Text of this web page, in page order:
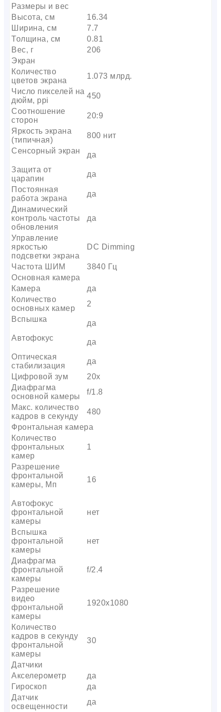
Размеры и вес
Высота, см
16.34
Ширина, см
7.7
Толщина, см
0.81
Вес, г
206
Экран
Количество
цветов экрана
1.073 млрд.
Число пикселей на
дюйм, ppi
450
Соотношение
сторон
20:9
Яркость экрана
(типичная)
800 нит
Сенсорный экран
да
Защита от
царапин
да
Постоянная
работа экрана
да
Динамический
контроль частоты
обновления
да
Управление
яркостью
подсветки экрана
DC Dimming
Частота ШИМ
3840 Гц
Основная камера
Камера
да
Количество
основных камер
2
Вспышка
да
Автофокус
да
Оптическая
стабилизация
да
Цифровой зум
20x
Диафрагма
основной камеры
f/1.8
Макс. количество
кадров в секунду
480
Фронтальная камера
Количество
фронтальных
камер
1
Разрешение
фронтальной
камеры, Мп
16
Автофокус
фронтальной
камеры
нет
Вспышка
фронтальной
камеры
нет
Диафрагма
фронтальной
камеры
f/2.4
Разрешение
видео
фронтальной
камеры
1920х1080
Количество
кадров в секунду
фронтальной
камеры
30
Датчики
Акселерометр
да
Гироскоп
да
Датчик
освещенности
да